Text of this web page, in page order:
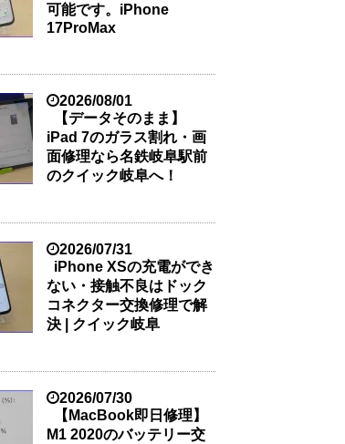
可能です。iPhone
17ProMax
2026/08/01
【データそのまま】
iPad 7のガラス割れ・画
面修理なら名鉄岐阜駅前
のクイック岐阜へ！
2026/07/31
iPhone XSの充電ができ
ない・接触不良はドック
コネクター交換修理で解
決 | クイック岐阜
2026/07/30
【MacBook即日修理】
M1 2020のバッテリー交